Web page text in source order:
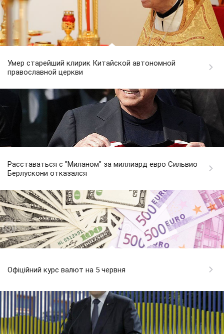
Умер старейший клирик Китайской автономной
православной церкви
Расставаться с "Миланом" за миллиард евро Сильвио
Берлускони отказался
Офіційний курс валют на 5 червня